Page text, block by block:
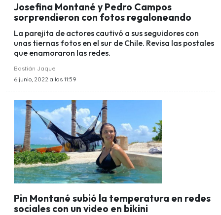
Josefina Montané y Pedro Campos
sorprendieron con fotos regaloneando
La parejita de actores cautivó a sus seguidores con
unas tiernas fotos en el sur de Chile. Revisa las postales
que enamoraron las redes.
Bastián Jaque
6 junio, 2022 a las 11:59
Pin Montané subió la temperatura en redes
sociales con un video en bikini